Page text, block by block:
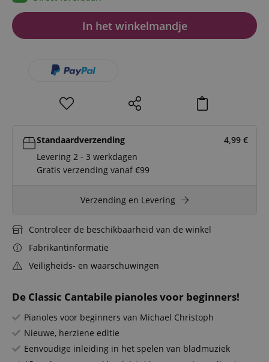
De Classic Cantabile pianoles voor beginners!
Pianoles voor beginners van Michael Christoph
Nieuwe, herziene editie
Eenvoudige inleiding in het spelen van bladmuziek
In het winkelmandje
Standaardverzending 4,99 €
Levering 2 - 3 werkdagen
Gratis verzending vanaf €99
Verzending en Levering
Controleer de beschikbaarheid van de winkel
Fabrikantinformatie
Veiligheids- en waarschuwingen